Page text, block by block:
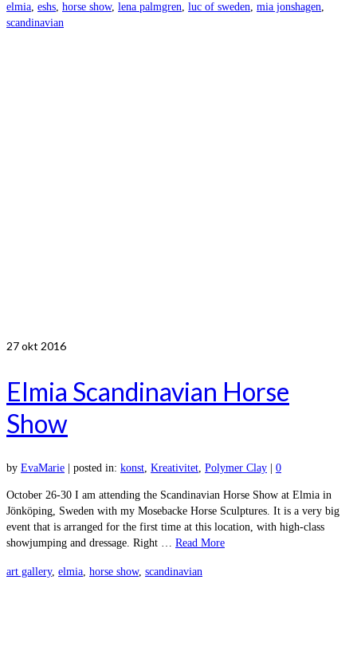
elmia, eshs, horse show, lena palmgren, luc of sweden, mia jonshagen,
scandinavian
27okt 2016
Elmia Scandinavian Horse
Show
by EvaMarie posted in: konst, Kreativitet, Polymer Clay 0
October 26-30 I am attending the Scandinavian Horse Show at Elmia in
Jönköping, Sweden with my Mosebacke Horse Sculptures. It is a very big
event that is arranged for the first time at this location, with high-class
showjumping and dressage. Right … Read More
art gallery, elmia, horse show, scandinavian